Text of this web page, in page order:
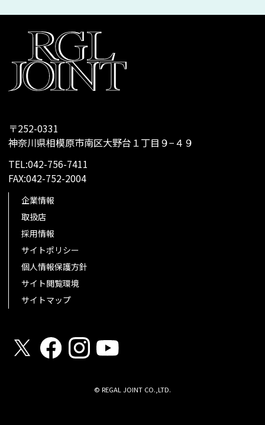
〒252-0331
神奈川県相模原市南区大野台１丁目９−４９
TEL:042-756-7411
FAX:042-752-2004
企業情報
取扱店
採用情報
サイトポリシー
個人情報保護方針
サイト閲覧環境
サイトマップ
© REGAL JOINT CO.,LTD.